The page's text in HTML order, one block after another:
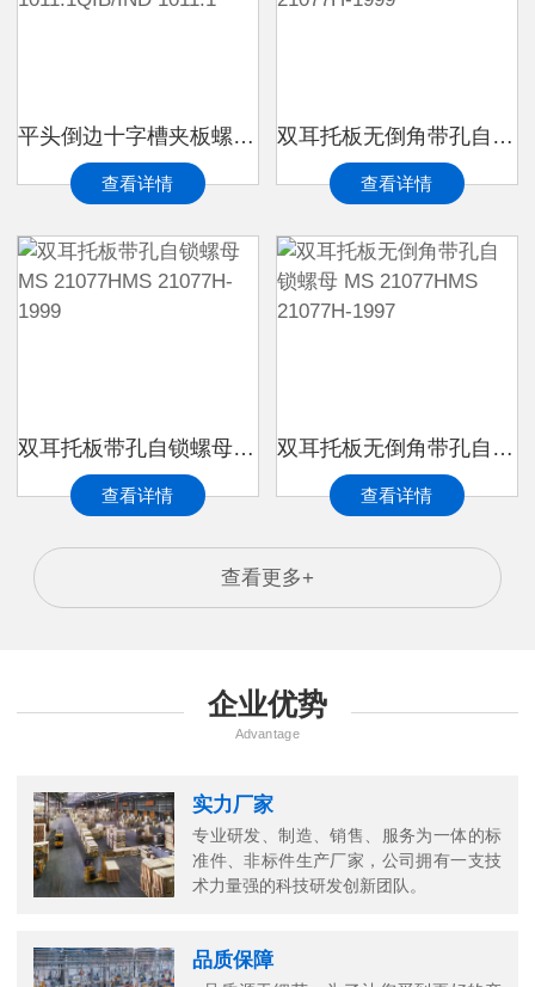
平头倒边十字槽夹板螺母 QIB/IND 1011.1QIB/IND 1011.1
查看详情
双耳托板无倒角带孔自锁螺母 MS 21077HMS 21077H-1999
查看详情
双耳托板带孔自锁螺母 MS 21077HMS 21077H-1999
查看详情
双耳托板无倒角带孔自锁螺母 MS 21077HMS 21077H-1997
查看详情
查看更多+
企业优势
Advantage
实力厂家
专业研发、制造、销售、服务为一体的标
准件、非标件生产厂家，公司拥有一支技
术力量强的科技研发创新团队。
品质保障